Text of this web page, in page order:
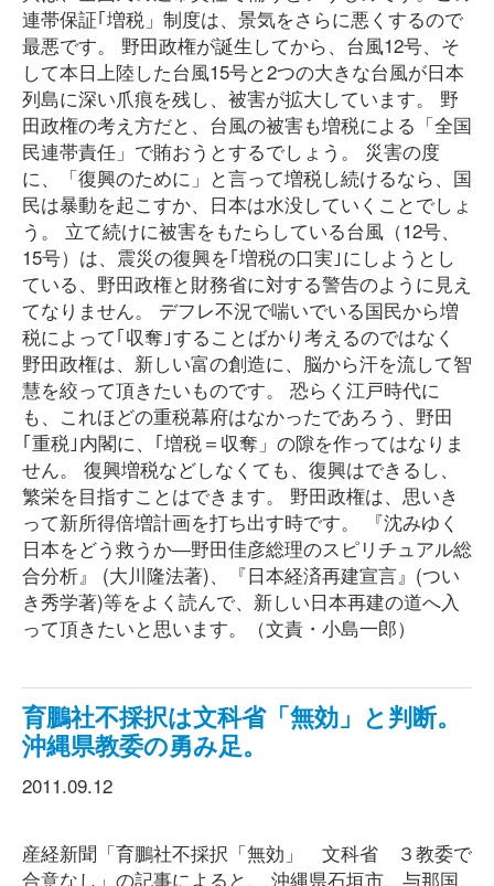
連帯保証｢増税」制度は、景気をさらに悪くするので
最悪です。 野田政権が誕生してから、台風12号、そ
して本日上陸した台風15号と2つの大きな台風が日本
列島に深い爪痕を残し、被害が拡大しています。 野
田政権の考え方だと、台風の被害も増税による「全国
民連帯責任」で賄おうとするでしょう。 災害の度
に、「復興のために」と言って増税し続けるなら、国
民は暴動を起こすか、日本は水没していくことでしょ
う。 立て続けに被害をもたらしている台風（12号、
15号）は、震災の復興を｢増税の口実｣にしようとし
ている、野田政権と財務省に対する警告のように見え
てなりません。 デフレ不況で喘いでいる国民から増
税によって｢収奪｣することばかり考えるのではなく
野田政権は、新しい富の創造に、脳から汗を流して智
慧を絞って頂きたいものです。 恐らく江戸時代に
も、これほどの重税幕府はなかったであろう、野田
｢重税｣内閣に、｢増税＝収奪」の隙を作ってはなりま
せん。 復興増税などしなくても、復興はできるし、
繁栄を目指すことはできます。 野田政権は、思いき
って新所得倍増計画を打ち出す時です。 『沈みゆく
日本をどう救うか―野田佳彦総理のスピリチュアル総
合分析』 (大川隆法著)、『日本経済再建宣言』(つい
き秀学著)等をよく読んで、新しい日本再建の道へ入
って頂きたいと思います。（文責・小島一郎）
育鵬社不採択は文科省「無効」と判断。
沖縄県教委の勇み足。
2011.09.12
産経新聞「育鵬社不採択「無効」 文科省 ３教委で
合意なし」の記事によると、 沖縄県石垣市、与那国